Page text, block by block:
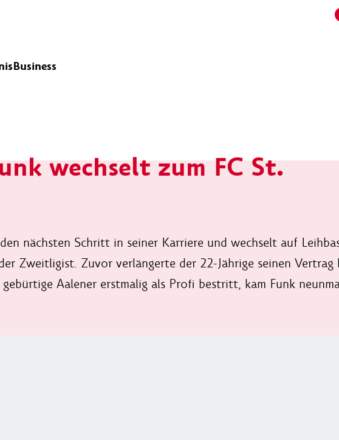
Business
wechselt zum FC St.
nächsten Schritt in seiner Karriere und wechselt auf
Zweitligist. Zuvor verlängerte der 22-Jährige seinen Vertrag
Aalener erstmalig als Profi bestritt, kam Funk